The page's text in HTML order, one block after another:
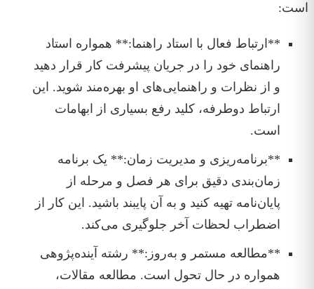
است:
**ارتباط فعال با استاد راهنما:** همواره استاد
راهنمای خود را در جریان پیشرفت کار قرار دهید
و از نظرات و راهنمایی‌های او بهره‌مند شوید. این
ارتباط دوطرفه، کلید رفع بسیاری از ابهامات
است.
**برنامه‌ریزی و مدیریت زمان:** یک برنامه
زمان‌بندی دقیق برای هر فصل و مرحله از
پایان‌نامه تهیه کنید و به آن پایبند باشید. این کار از
اضطراب لحظات آخر جلوگیری می‌کند.
**مطالعه مستمر و به‌روز:** رشته آینده‌پژوهی
همواره در حال تحول است. مطالعه مقالات،